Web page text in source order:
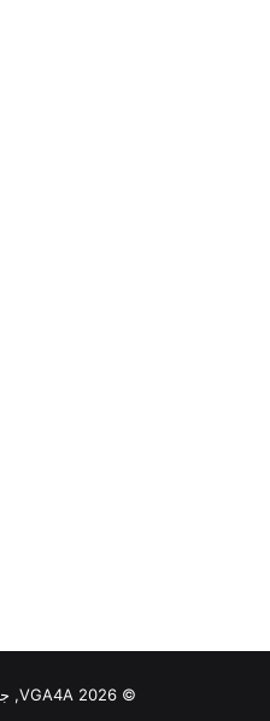
© VGA4A 2026, جميع الحقوق محفوظة